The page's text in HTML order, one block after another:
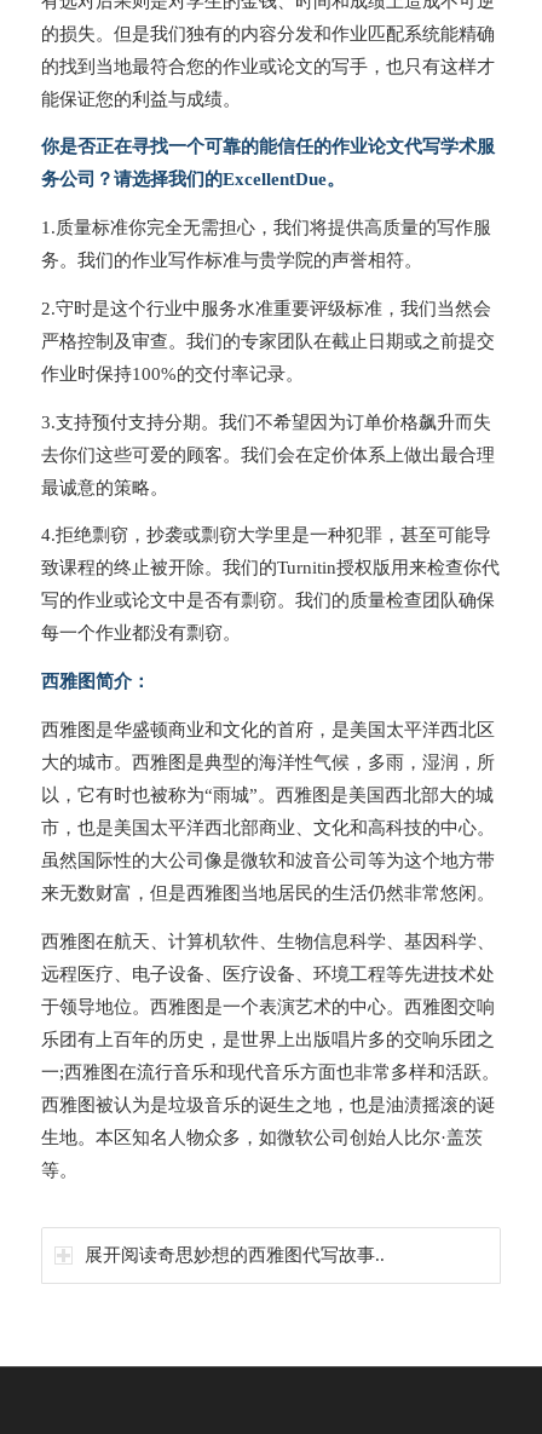
的损失。但是我们独有的内容分发和作业匹配系统能精确
的找到当地最符合您的作业或论文的写手，也只有这样才
能保证您的利益与成绩。
你是否正在寻找一个可靠的能信任的作业论文代写学术服
务公司？请选择我们的ExcellentDue。
1.质量标准你完全无需担心，我们将提供高质量的写作服
务。我们的作业写作标准与贵学院的声誉相符。
2.守时是这个行业中服务水准重要评级标准，我们当然会
严格控制及审查。我们的专家团队在截止日期或之前提交
作业时保持100%的交付率记录。
3.支持预付支持分期。我们不希望因为订单价格飙升而失
去你们这些可爱的顾客。我们会在定价体系上做出最合理
最诚意的策略。
4.拒绝剽窃，抄袭或剽窃大学里是一种犯罪，甚至可能导
致课程的终止被开除。我们的Turnitin授权版用来检查你代
写的作业或论文中是否有剽窃。我们的质量检查团队确保
每一个作业都没有剽窃。
西雅图简介：
西雅图是华盛顿商业和文化的首府，是美国太平洋西北区
大的城市。西雅图是典型的海洋性气候，多雨，湿润，所
以，它有时也被称为“雨城”。西雅图是美国西北部大的城
市，也是美国太平洋西北部商业、文化和高科技的中心。
虽然国际性的大公司像是微软和波音公司等为这个地方带
来无数财富，但是西雅图当地居民的生活仍然非常悠闲。
西雅图在航天、计算机软件、生物信息科学、基因科学、
远程医疗、电子设备、医疗设备、环境工程等先进技术处
于领导地位。西雅图是一个表演艺术的中心。西雅图交响
乐团有上百年的历史，是世界上出版唱片多的交响乐团之
一;西雅图在流行音乐和现代音乐方面也非常多样和活跃。
西雅图被认为是垃圾音乐的诞生之地，也是油渍摇滚的诞
生地。本区知名人物众多，如微软公司创始人比尔·盖茨
等。
展开阅读奇思妙想的西雅图代写故事..